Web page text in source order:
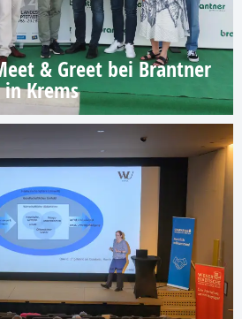
& Greet bei Brantner
Krems